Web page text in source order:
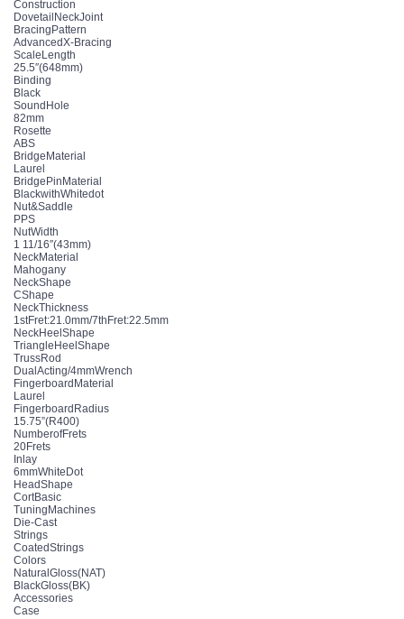
Construction
DovetailNeckJoint
BracingPattern
AdvancedX-Bracing
ScaleLength
25.5″(648mm)
Binding
Black
SoundHole
82mm
Rosette
ABS
BridgeMaterial
Laurel
BridgePinMaterial
BlackwithWhitedot
Nut&Saddle
PPS
NutWidth
1 11/16″(43mm)
NeckMaterial
Mahogany
NeckShape
CShape
NeckThickness
1stFret:21.0mm/7thFret:22.5mm
NeckHeelShape
TriangleHeelShape
TrussRod
DualActing/4mmWrench
FingerboardMaterial
Laurel
FingerboardRadius
15.75”(R400)
NumberofFrets
20Frets
Inlay
6mmWhiteDot
HeadShape
CortBasic
TuningMachines
Die-Cast
Strings
CoatedStrings
Colors
NaturalGloss(NAT)
BlackGloss(BK)
Accessories
Case